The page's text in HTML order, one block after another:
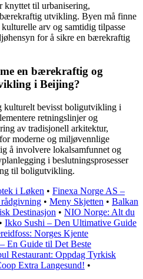
knyttet til urbanisering,
utvikling. Byen må finne
arv og samtidig tilpasse
for å sikre en bærekraftig
en bærekraftig og
i Beijing?
kulturelt bevisst boligutvikling i
retningslinjer og
av tradisjonell arkitektur,
moderne og miljøvennlige
å involvere lokalsamfunnet og
i beslutningsprosesser
til boligutvikling.
i Løken • Finexa Norge AS –
• Meny Skjetten • Balkan
Destinasjon • NIO Norge: Alt du
• Ikko Sushi – Den Ultimative Guide
Norges Kjente
En Guide til Det Beste
Restaurant: Oppdag Tyrkisk
Extra Langesund! •